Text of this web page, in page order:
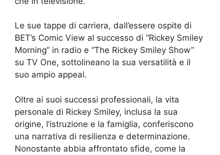
Le sue tappe di carriera, dall’essere ospite di
BET’s Comic View al successo di “Rickey Smiley
Morning” in radio e “The Rickey Smiley Show”
su TV One, sottolineano la sua versatilità e il
suo ampio appeal.
Oltre ai suoi successi professionali, la vita
personale di Rickey Smiley, inclusa la sua
origine, l’istruzione e la famiglia, conferiscono
una narrativa di resilienza e determinazione.
Nonostante abbia affrontato sfide, come la